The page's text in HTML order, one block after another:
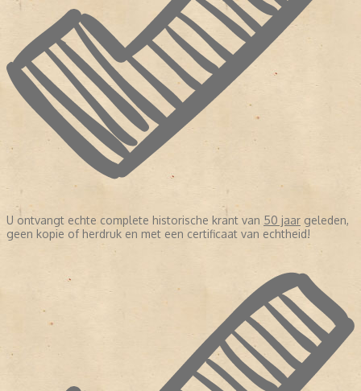
U ontvangt echte complete historische krant van 50 jaar geleden,
geen kopie of herdruk en met een certificaat van echtheid!